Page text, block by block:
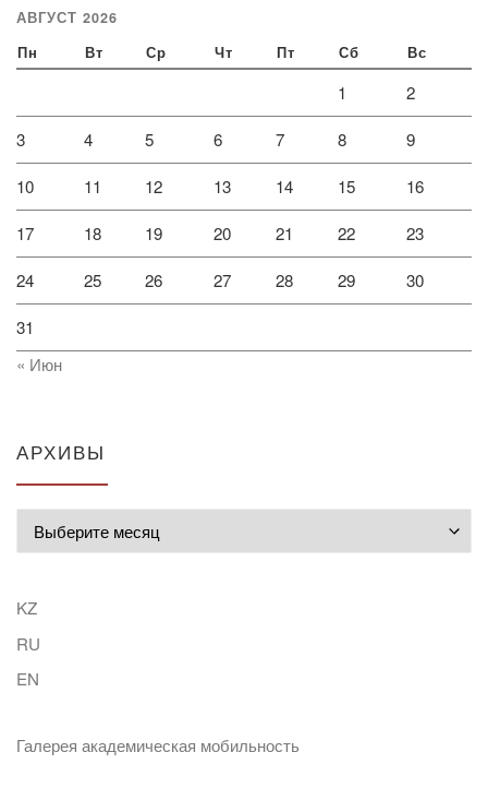
АВГУСТ 2026
Пн Вт Ср Чт Пт Сб Вс
1 2
3 4 5 6 7 8 9
10 11 12 13 14 15 16
17 18 19 20 21 22 23
24 25 26 27 28 29 30
31
« Июн
АРХИВЫ
KZ
RU
EN
Галерея академическая мобильность